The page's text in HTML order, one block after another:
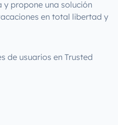
propone una solución
en total libertad y
de usuarios en Trusted